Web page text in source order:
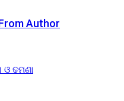
Author
ଓ ଢମଣା